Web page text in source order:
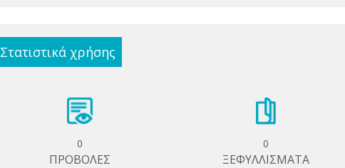
Στατιστικά χρήσης
0
ΠΡΟΒΟΛΕΣ
0
ΞΕΦΥΛΛΙΣΜΑΤΑ